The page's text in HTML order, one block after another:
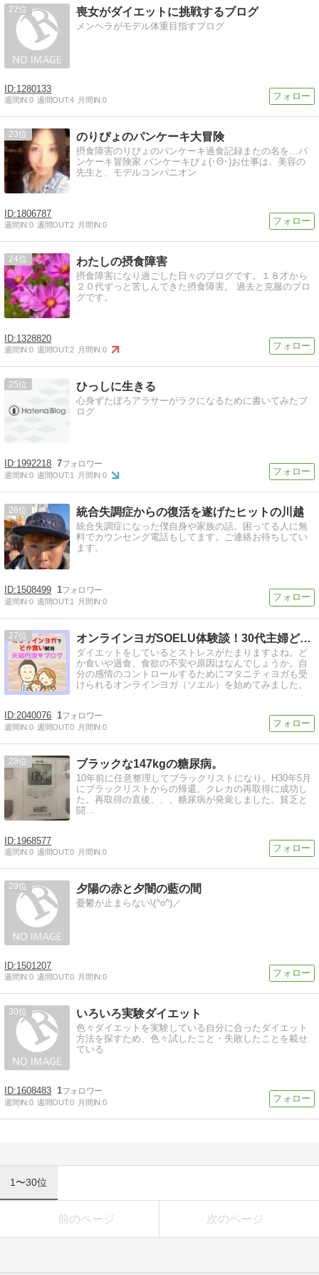
22 喪女がダイエットに挑戦するブログ
メンヘラがモデル体重目指すブログ
1280133
週間IN:0 週間OUT:4 月間IN:0
23 のりぴょのパンケーキ大冒険
摂食障害のりぴょのパンケーキ過食記録またの名を…パ
ンケーキ冒険家 パンケーキぴょ(･Θ･)お仕事は、美容の
先生と、モデルコンパニオン
1806787
週間IN:0 週間OUT:2 月間IN:0
24 わたしの摂食障害
摂食障害になり過ごした日々のブログです。１８才から
２０代ずっと苦しんできた摂食障害。 過去と克服のブロ
グです。
1328820
週間IN:0 週間OUT:2 月間IN:0
25 ひっしに生きる
心身ずたぼろアラサーがラクになるために書いてみたブ
ログ
1992218 7
週間IN:0 週間OUT:1 月間IN:0
26 統合失調症からの復活を遂げたヒットの川越
統合失調症になった僕自身や家族の話。困ってる人に無
料でカウンセング電話もしてます。ご連絡お待ちしてい
ます。
1508499 1
週間IN:0 週間OUT:1 月間IN:0
27 オンラインヨガSOELU体験談！30代主婦どか食いダイエット
ダイエットをしているとストレスがたまりますよね。ど
か食いや過食、食欲の不安や原因はなんでしょうか。自
分の感情のコントロールするためにマタニティヨガも受
けられるオンラインヨガ（ソエル）を始めてみました。
2040076 1
週間IN:0 週間OUT:0 月間IN:0
28 ブラックな147kgの糖尿病。
10年前に任意整理してブラックリストになり。H30年5月
にブラックリストからの帰還。クレカの再取得に成功し
た。再取得の直後、、、糖尿病が発覚しました。貧乏と
闘…
1968577
週間IN:0 週間OUT:0 月間IN:0
29 夕陽の赤と夕闇の藍の間
憂鬱が止まらない\(^o^)／
1501207
週間IN:0 週間OUT:0 月間IN:0
30 いろいろ実験ダイエット
色々ダイエットを実験している自分に合ったダイエット
方法を探すため、色々試したこと・失敗したことを載せ
ている
1608483 1
週間IN:0 週間OUT:0 月間IN:0
1〜30位
前のページ 次のページ